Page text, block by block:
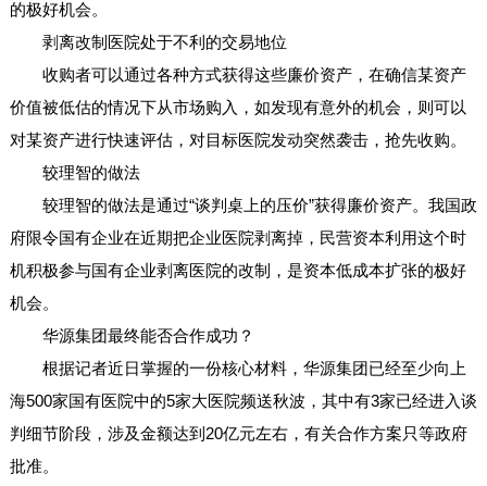
的极好机会。
剥离改制医院处于不利的交易地位
收购者可以通过各种方式获得这些廉价资产，在确信某资产
价值被低估的情况下从市场购入，如发现有意外的机会，则可以
对某资产进行快速评估，对目标医院发动突然袭击，抢先收购。
较理智的做法
较理智的做法是通过“谈判桌上的压价”获得廉价资产。我国政
府限令国有企业在近期把企业医院剥离掉，民营资本利用这个时
机积极参与国有企业剥离医院的改制，是资本低成本扩张的极好
机会。
华源集团最终能否合作成功？
根据记者近日掌握的一份核心材料，华源集团已经至少向上
海500家国有医院中的5家大医院频送秋波，其中有3家已经进入谈
判细节阶段，涉及金额达到20亿元左右，有关合作方案只等政府
批准。